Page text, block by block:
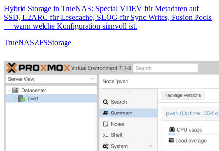
Hybrid Storage in TrueNAS: Special VDEV für Metadaten auf
SSD, L2ARC für Lesecache, SLOG für Sync Writes, Fusion Pools
— wann welche Konfiguration sinnvoll ist.
TrueNASZFSStorage